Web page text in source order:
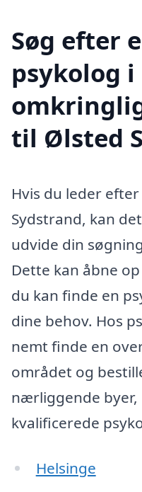
Søg efter
psykolog i
til Ølsted
Hvis du leder
Sydstrand, kan
udvide din
Dette kan åbne
du kan finde en
dine behov. Hos
nemt finde en
området og
nærliggende
kvalificerede
Helsinge